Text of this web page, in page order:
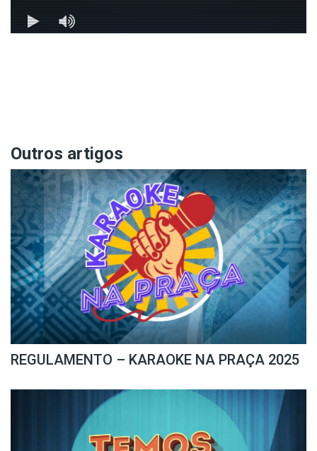
Outros artigos
REGULAMENTO – KARAOKE NA PRAÇA 2025